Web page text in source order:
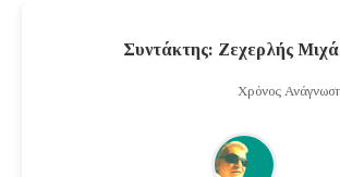
Συντάκτης: Ζεχερλής
Χρόνος